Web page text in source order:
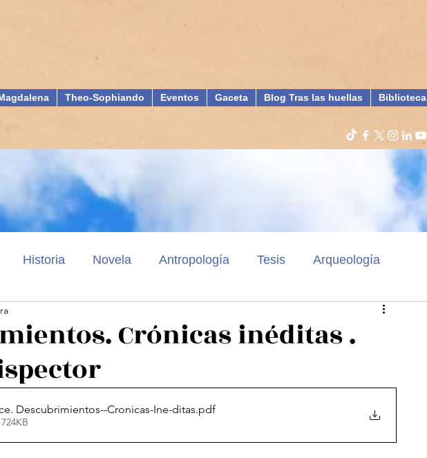
Theo-Sophiando Eventos Gaceta Blog Tras las huellas Biblioteca
Historia Novela Antropología Tesis Arqueología
Feminista
Arte Poesía Feminista
Crónicas inéditas .
Descubrimientos--Cronicas-Ine-ditas.pdf